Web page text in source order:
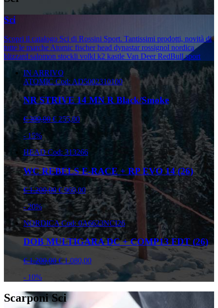
Sci
Scopri il catalogo Sci di Rossini Sport. Tantissimi prodotti, novità di
tutte le marche Atomic fischer head dynastar rossignol nordica
blizzard salomon stockli volkl k2 kastle Van Deer RedBull sport
IN ARRIVO
ATOMICCod: AD5002310100
NR STRIVE 14 MN R Black/Smoke
€ 300,00 € 255,00
- 15%
HEADCod: 313266
WC REBELS E-RACE + RP EVO 14 (26)
€ 1.200,00 € 960,00
- 20%
NORDICACod: 0A6623NCI26
DOB MULTIGARA DC + COMP13 FDT (26)
€ 1.200,00 € 1.080,00
- 10%
Scarponi Sci